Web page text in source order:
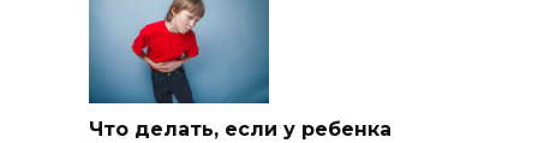
Что делать, если у ребенка